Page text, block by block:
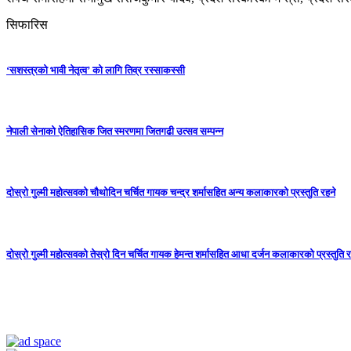
सिफारिस
‘सशस्त्रको भावी नेतृत्व’ को लागि तिव्र रस्साकस्सी
नेपाली सेनाको ऐतिहासिक जित स्मरणमा जितगढी उत्सव सम्पन्न
दोस्रो गुल्मी महोत्सवको चौथोदिन चर्चित गायक चन्द्र शर्मासहित अन्य कलाकारको प्रस्तुति रहने
दोस्रो गुल्मी महोत्सवको तेस्रो दिन चर्चित गायक हेमन्त शर्मासहित आधा दर्जन कलाकारको प्रस्तुति